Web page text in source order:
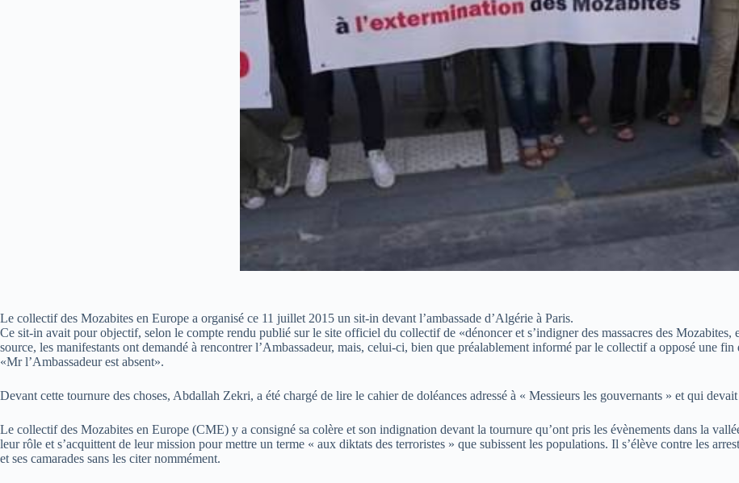
Le collectif des Mozabites en Europe a organisé ce 11 juillet 2015 un sit-in devant l’ambassade d’Algérie à Paris.
Ce sit-in avait pour objectif, selon le compte rendu publié sur le site officiel du collectif de «dénoncer et s’indigner des massacres des
source, les manifestants ont demandé à rencontrer l’Ambassadeur, mais, celui-ci, bien que préalablement informé par le collectif a opposé une
«Mr l’Ambassadeur est absent».
Devant cette tournure des choses, Abdallah Zekri, a été chargé de lire le cahier de doléances adressé à « Messieurs les gouvernants » et qui
Le collectif des Mozabites en Europe (CME) y a consigné sa colère et son indignation devant la tournure qu’ont pris les évènements dans la
leur rôle et s’acquittent de leur mission pour mettre un terme « aux diktats des terroristes » que subissent les populations. Il s’élève contre les
et ses camarades sans les citer nommément.